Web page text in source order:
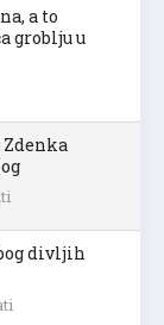
a to
groblju u
divljih